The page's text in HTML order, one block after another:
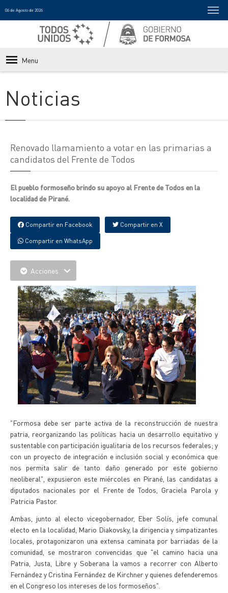
06 de Agosto de 2026
Menu
Noticias
Renovado llamamiento a votar en las primarias a
candidatos del Frente de Todos
El pueblo formoseño brindo su apoyo al Frente de Todos en la
localidad de Pirané.
Compartir en Facebook Compartir en X
Compartir en WhatsApp
Acciones
"Formosa debe ser parte activa de la reconstrucción de nuestra
patria, reorganizando las políticas hacia un desarrollo equitativo y
sustentable con participación igualitaria de los recursos federales; y
con un proyecto de integración e inclusión social y económica que
nos permita salir de tanto daño generado por este gobierno
neoliberal", expusieron este miércoles en Pirané, las candidatas a
diputados nacionales por el Frente de Todos, Graciela Parola y
Patricia Pastor.
Ambas, junto al electo vicegobernador, Eber Solís, jefe comunal
electo en la localidad, Mario Diakovsky, la dirigencia y simpatizantes
locales, protagonizaron una extensa caminata por barriadas de la
comunidad, se mostraron convencidas que "el camino hacia una
Patria, Justa, Libre y Soberana la vamos a recorrer con Alberto
Fernández y Cristina Fernández de Kirchner y quienes defenderemos
en el Congreso los intereses de los formoseños".